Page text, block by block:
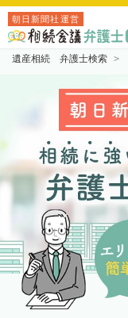
朝日新聞社運営
遺産相続 弁護士検索